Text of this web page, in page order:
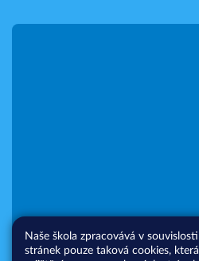
Naše škola zpracovává v
stránek pouze taková cookies,